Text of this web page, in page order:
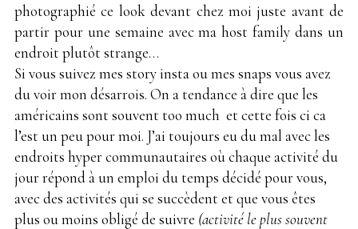
photographié ce look devant chez moi juste avant de
partir pour une semaine avec ma host family dans un
endroit plutôt strange…
Si vous suivez mes story insta ou mes snaps vous avez
du voir mon désarrois. On a tendance à dire que les
américains sont souvent too much et cette fois ci ca
l’est un peu pour moi. J’ai toujours eu du mal avec les
endroits hyper communautaires où chaque activité du
jour répond à un emploi du temps décidé pour vous,
avec des activités qui se succèdent et que vous êtes
plus ou moins obligé de suivre (activité le plus souvent